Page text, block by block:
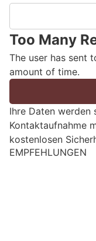
Too Many
The user has sent
amount of time.
Ihre Daten werden
Kontaktaufnahme
kostenlosen
EMPFEHLUNGEN